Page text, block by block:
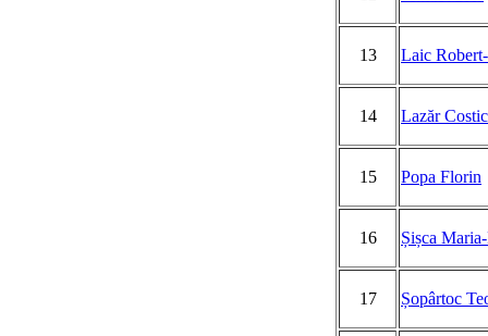
13 Laic
14 Lazăr
15 Popa Florin
16 Șișca
17 Șopârtoc